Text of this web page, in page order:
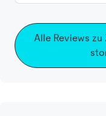
Alle Reviews